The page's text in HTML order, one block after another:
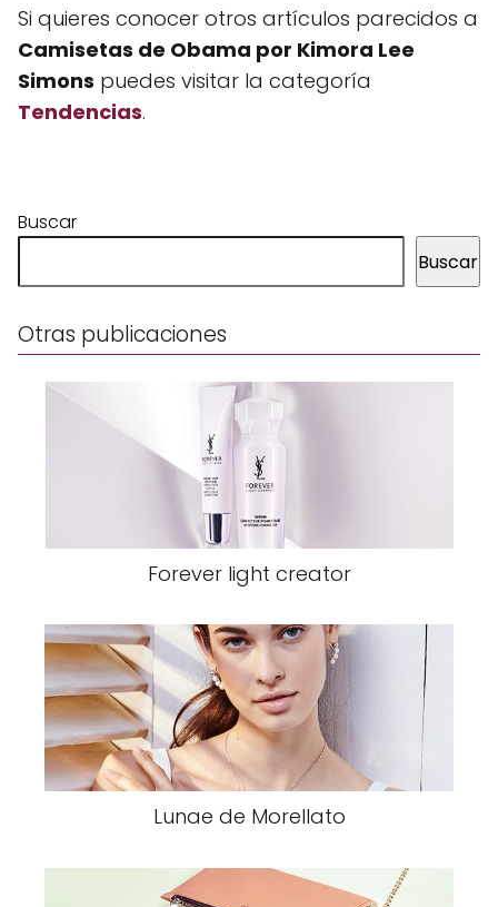
Si quieres conocer otros artículos parecidos a
Camisetas de Obama por Kimora Lee
Simons puedes visitar la categoría
Tendencias.
Buscar
Buscar
Otras publicaciones
Forever light creator
Lunae de Morellato